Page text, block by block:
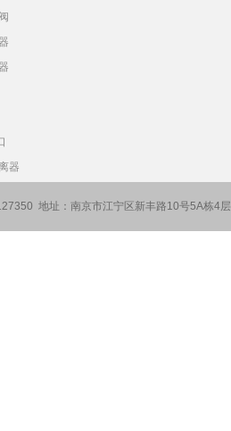
器
地址：南京市江宁区新丰路10号5A栋4层